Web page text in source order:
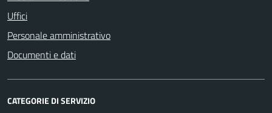
Uffici
Personale amministrativo
Documenti e dati
CATEGORIE DI SERVIZIO